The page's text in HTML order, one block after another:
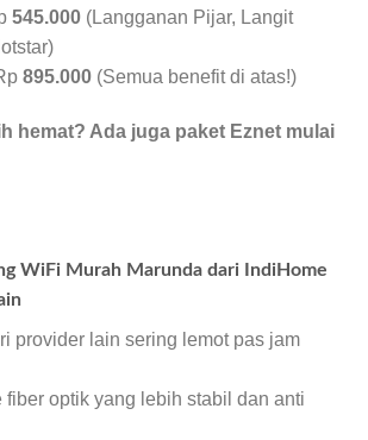
545.000 (Langganan Pijar, Langit
895.000 (Semua benefit di atas!)
hemat? Ada juga paket Eznet mulai
WiFi Murah Marunda dari IndiHome
provider lain sering lemot pas jam
fiber optik yang lebih stabil dan anti